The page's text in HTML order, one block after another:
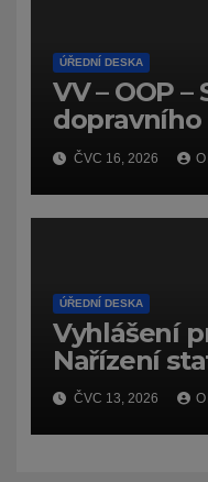
ÚŘEDNÍ DESKA
VV – OOP
dopravního
7159/26/
ČVC 16, 2026
ÚŘEDNÍ DESKA
Vyhlášení
Nařízení
Ostravy, o
zpracování
ČVC 13, 2026